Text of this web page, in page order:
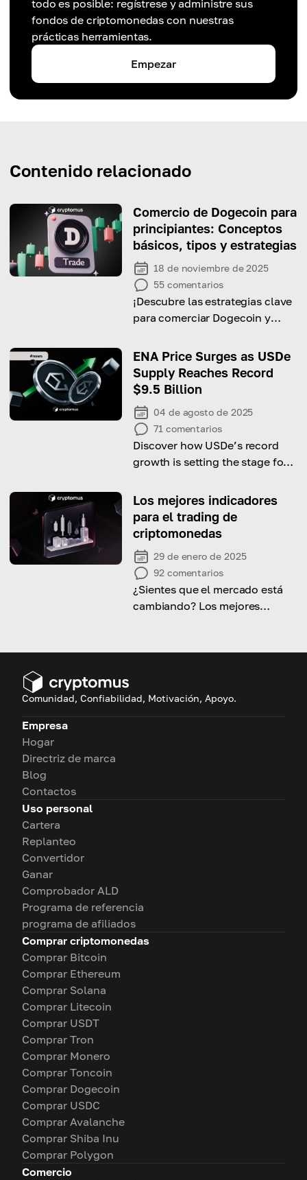
todo es posible: regístrese y administre sus
fondos de criptomonedas con nuestras
prácticas herramientas.
Empezar
Contenido relacionado
Comercio de Dogecoin para
principiantes: Conceptos
básicos, tipos y estrategias
18 de noviembre de 2025
55 comentarios
¡Descubre las estrategias clave
para comerciar Dogecoin y
transacciones exitosas!
ENA Price Surges as USDe
Supply Reaches Record
$9.5 Billion
04 de agosto de 2025
71 comentarios
Discover how USDe’s record
growth is setting the stage for a
Los mejores indicadores
para el trading de
criptomonedas
29 de enero de 2025
92 comentarios
¿Sientes que el mercado está
cambiando? Los mejores
entrar, salir y obtener
Comunidad, Confiabilidad, Motivación, Apoyo.
Empresa
Hogar
Directriz de marca
Blog
Contactos
Uso personal
Cartera
Replanteo
Convertidor
Ganar
Comprobador ALD
Programa de referencia
programa de afiliados
Comprar criptomonedas
Comprar Bitcoin
Comprar Ethereum
Comprar Solana
Comprar Litecoin
Comprar USDT
Comprar Tron
Comprar Monero
Comprar Toncoin
Comprar Dogecoin
Comprar USDC
Comprar Avalanche
Comprar Shiba Inu
Comprar Polygon
Comercio